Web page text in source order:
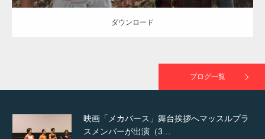
ダウンロード
ブログ一覧
映画「メカバース」舞台挨拶へマッスルプラ
スメンバーが出演（3…